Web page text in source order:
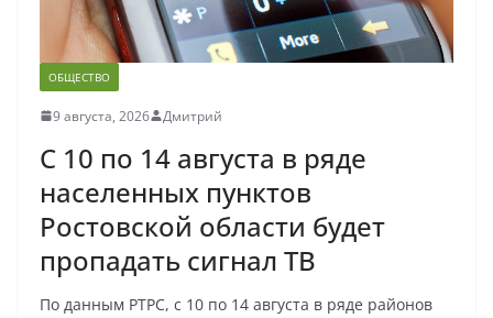
ОБЩЕСТВО
9 августа, 2026 Дмитрий
С 10 по 14 августа в ряде
населенных пунктов
Ростовской области будет
пропадать сигнал ТВ
По данным РТРС, с 10 по 14 августа в ряде районов